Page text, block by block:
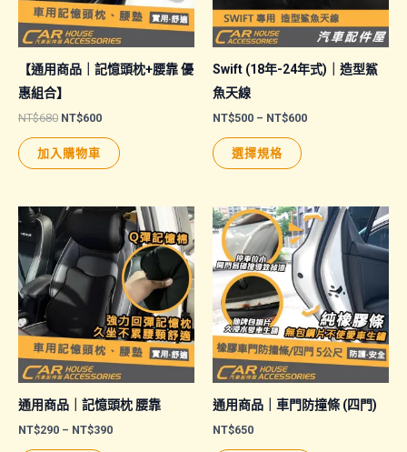
【通用商品｜記憶頭枕+腰靠 優
惠組合】
NT$680 原
價
格：
NT$600目
價
格：
加入購物車
Swift (18年-24年式)｜造型鯊
魚天線
NT$500 – NT$600價
NT$600
選擇規格
有
多
種
款
式。
可
在
產
品
通用商品｜記憶頭枕 腰靠
NT$290 – NT$390價
通用商品｜車門防撞條 (四門)
NT$650